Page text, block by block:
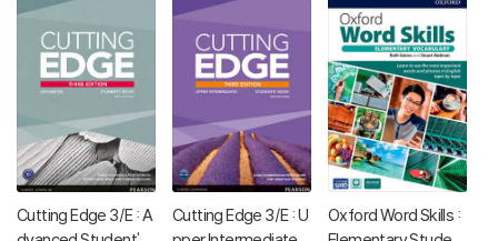
Cutting Edge 3/E : A
Cutting Edge 3/E : U
Oxford Word Skills :